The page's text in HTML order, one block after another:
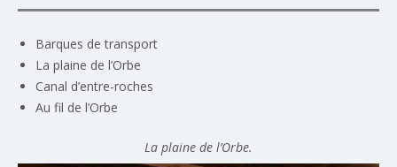
Barques de transport
La plaine de l’Orbe
Canal d’entre-roches
Au fil de l’Orbe
La plaine de l’Orbe.